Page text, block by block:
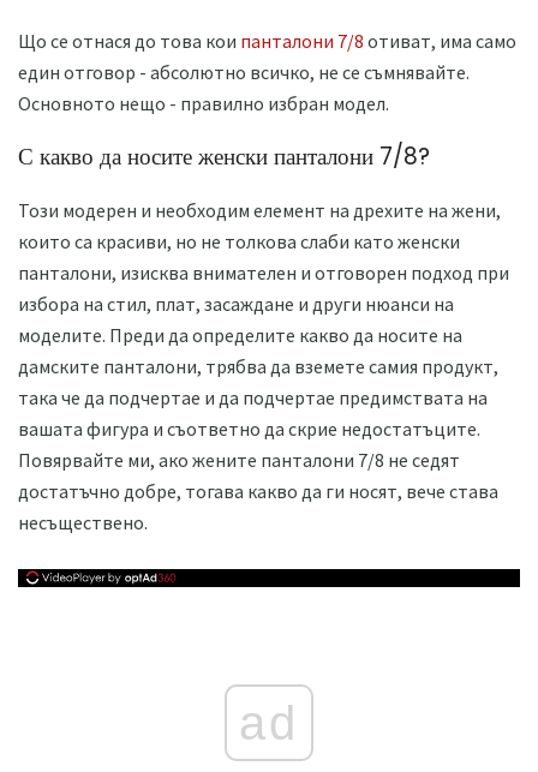
Що се отнася до това кои панталони 7/8 отиват, има само
един отговор - абсолютно всичко, не се съмнявайте.
Основното нещо - правилно избран модел.
С какво да носите женски панталони 7/8?
Този модерен и необходим елемент на дрехите на жени,
които са красиви, но не толкова слаби като женски
панталони, изисква внимателен и отговорен подход при
избора на стил, плат, засаждане и други нюанси на
моделите. Преди да определите какво да носите на
дамските панталони, трябва да вземете самия продукт,
така че да подчертае и да подчертае предимствата на
вашата фигура и съответно да скрие недостатъците.
Повярвайте ми, ако жените панталони 7/8 не седят
достатъчно добре, тогава какво да ги носят, вече става
несъществено.
ad